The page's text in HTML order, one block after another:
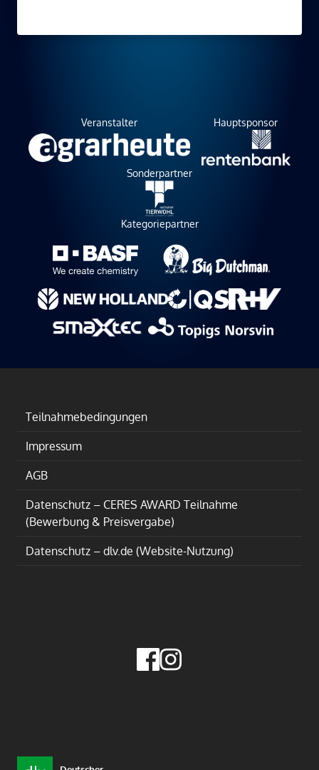
Veranstalter Hauptsponsor
Sonderpartner
Kategoriepartner
Teilnahmebedingungen
Impressum
AGB
Datenschutz – CERES AWARD Teilnahme
(Bewerbung & Preisvergabe)
Datenschutz – dlv.de (Website-Nutzung)